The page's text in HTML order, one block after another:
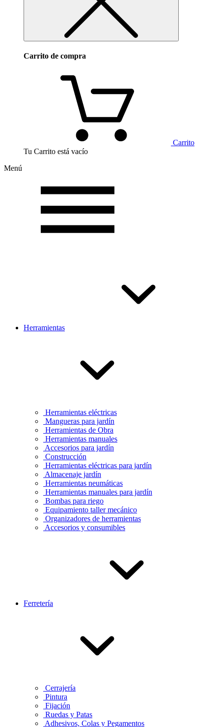
Carrito de compra
Carrito
Tu Carrito está vacío
Menú
Herramientas
Herramientas eléctricas
Mangueras para jardín
Herramientas de Obra
Herramientas manuales
Accesorios para jardín
Construcción
Herramientas eléctricas para jardín
Almacenaje jardín
Herramientas neumáticas
Herramientas manuales para jardín
Bombas para riego
Equipamiento taller mecánico
Organizadores de herramientas
Accesorios y consumibles
Ferretería
Cerrajería
Pintura
Fijación
Ruedas y Patas
Adhesivos, Colas y Pegamentos